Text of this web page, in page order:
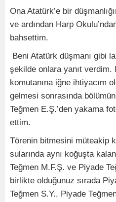
Ona Atatürk’e bir
ve ardından Harp
bahsettim.
Beni Atatürk düşmanı gibi
şekilde onlara yanıt verdim.
komutanına iğne ihtiyacım
gelmesi sonrasında
Teğmen E.Ş.’den yakama
ettim.
Törenin bitmesini müteakip
sularında aynı koğuşta
Teğmen M.F.Ş. ve Piyade
birlikte olduğunuz sırada
Teğmen S.Y., Piyade